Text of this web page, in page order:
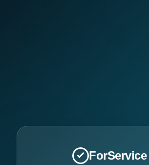
ForService